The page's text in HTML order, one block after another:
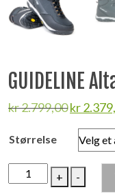
GUIDELINE
kr2.799,00
var:
kr
kr
Størrelse
+
GUIDELINE
Alta
-